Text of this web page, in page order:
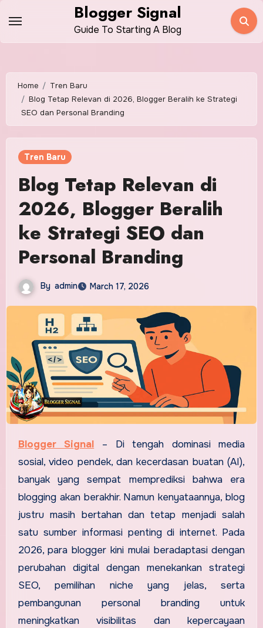
content
Blogger Signal
Guide To Starting A Blog
Home
Tren Baru
Blog Tetap Relevan di 2026, Blogger Beralih ke Strategi
SEO dan Personal Branding
Tren Baru
Blog Tetap Relevan di
2026, Blogger Beralih
ke Strategi SEO dan
Personal Branding
By admin March 17, 2026
Blogger Signal – Di tengah dominasi media
sosial, video pendek, dan kecerdasan buatan (AI),
banyak yang sempat memprediksi bahwa era
blogging akan berakhir. Namun kenyataannya, blog
justru masih bertahan dan tetap menjadi salah
satu sumber informasi penting di internet. Pada
2026, para blogger kini mulai beradaptasi dengan
perubahan digital dengan menekankan strategi
SEO, pemilihan niche yang jelas, serta
pembangunan personal branding untuk
meningkatkan visibilitas dan kepercayaan